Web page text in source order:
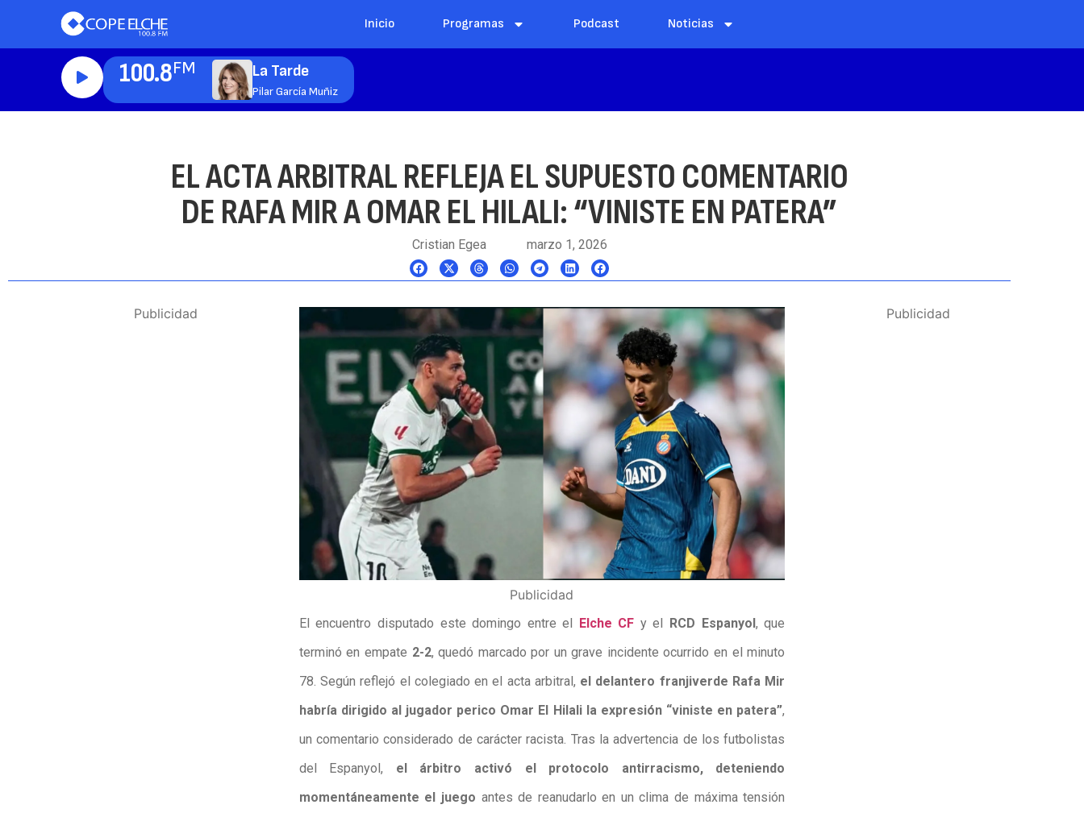
Inicio Programas Podcast Noticias
100.8FM La Tarde
Pilar García Muñiz
EL ACTA ARBITRAL REFLEJA EL SUPUESTO COMENTARIO
DE RAFA MIR A OMAR EL HILALI: “VINISTE EN PATERA”
Cristian Egea marzo 1, 2026
Publicidad
Publicidad
El encuentro disputado este domingo entre el Elche CF y el RCD Espanyol, que
terminó en empate 2-2, quedó marcado por un grave incidente ocurrido en el minuto
78. Según reflejó el colegiado en el acta arbitral, el delantero franjiverde Rafa Mir
habría dirigido al jugador perico Omar El Hilali la expresión “viniste en patera”,
un comentario considerado de carácter racista. Tras la advertencia de los futbolistas
del Espanyol, el árbitro activó el protocolo antirracismo, deteniendo
momentáneamente el juego antes de reanudarlo en un clima de máxima tensión
Publicidad